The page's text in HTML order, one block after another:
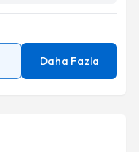
Daha Fazla